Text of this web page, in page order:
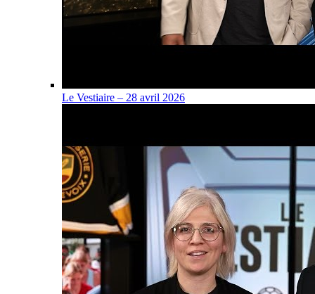
Le Vestiaire – 28 avril 2026